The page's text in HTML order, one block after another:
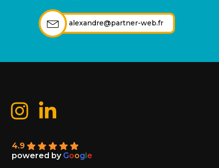
alexandre@partner-web.fr
4.9
powered by Google